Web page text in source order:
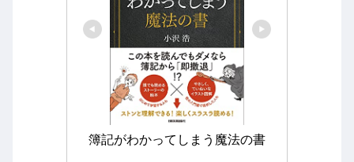
簿記がわかってしまう魔法の書